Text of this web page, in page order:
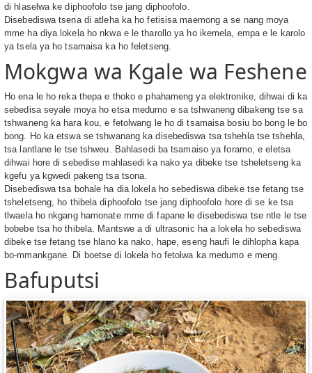
di hlaselwa ke diphoofolo tse jang diphoofolo.
Disebediswa tsena di atleha ka ho fetisisa maemong a se nang moya
mme ha diya lokela ho nkwa e le tharollo ya ho ikemela, empa e le karolo
ya tsela ya ho tsamaisa ka ho feletseng.
Mokgwa wa Kgale wa Feshene
Ho ena le ho reka thepa e thoko e phahameng ya elektronike, dihwai di ka
sebedisa seyale moya ho etsa medumo e sa tshwaneng dibakeng tse sa
tshwaneng ka hara kou, e fetolwang le ho di tsamaisa bosiu bo bong le bo
bong. Ho ka etswa se tshwanang ka disebediswa tsa tshehla tse tshehla,
tsa lantlane le tse tshweu. Bahlasedi ba tsamaiso ya foramo, e eletsa
dihwai hore di sebedise mahlasedi ka nako ya dibeke tse tsheletseng ka
kgefu ya kgwedi pakeng tsa tsona.
Disebediswa tsa bohale ha dia lokela ho sebediswa dibeke tse fetang tse
tsheletseng, ho thibela diphoofolo tse jang diphoofolo hore di se ke tsa
tlwaela ho nkgang hamonate mme di fapane le disebediswa tse ntle le tse
bobebe tsa ho thibela. Mantswe a di ultrasonic ha a lokela ho sebediswa
dibeke tse fetang tse hlano ka nako, hape, eseng haufi le dihlopha kapa
bo-mmankgane. Di boetse di lokela ho fetolwa ka medumo e meng.
Bafuputsi